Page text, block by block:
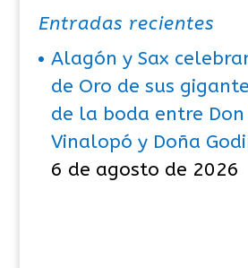
Entradas recientes
Alagón y Sax
de Oro de sus
de la boda entre
Vinalopó y Doña
6 de agosto de 2026